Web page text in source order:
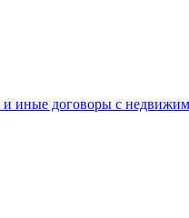
иные договоры с